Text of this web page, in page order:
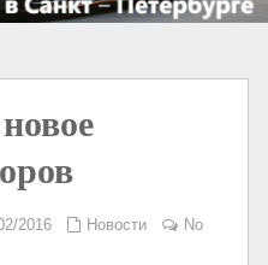
2016 Новости
No